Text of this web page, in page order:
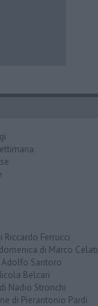
Riccardo Ferrucci
di Marco Celati
Santoro
Belcari
Nadio Stronchi
di Pierantonio Pardi